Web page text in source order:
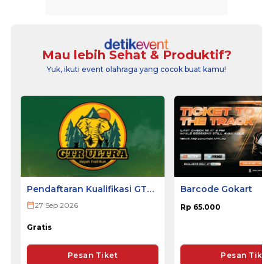
Mau lebih Sehat & Produktif?
Yuk, ikuti event olahraga yang cocok buat kamu!
Pendaftaran Kualifikasi GTR
ULTRA 2026
27 Sep 2026
Gratis
Pesan Tiket
Barcode Gokart
Rp 65.000
Pesan Tiket